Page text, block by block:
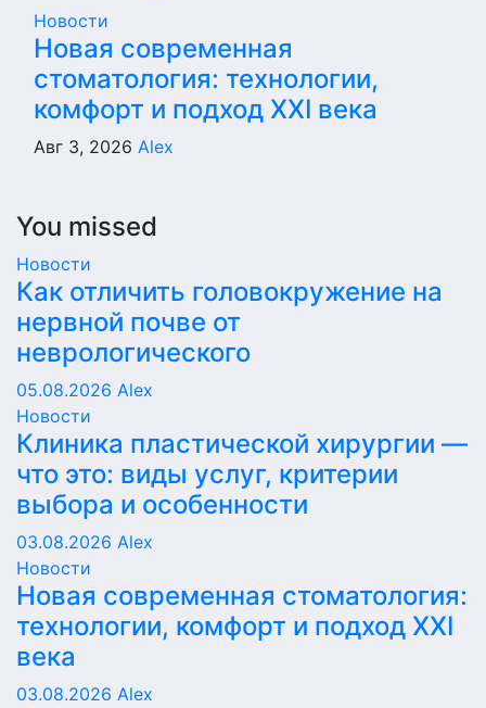
Новости
Новая современная
стоматология: технологии,
комфорт и подход XXI века
Авг 3, 2026 Alex
You missed
Новости
Как отличить головокружение на
нервной почве от
неврологического
05.08.2026 Alex
Новости
Клиника пластической хирургии —
что это: виды услуг, критерии
выбора и особенности
03.08.2026 Alex
Новости
Новая современная стоматология:
технологии, комфорт и подход XXI
века
03.08.2026 Alex